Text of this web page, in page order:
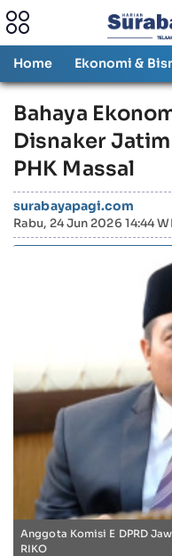
Home Ekonomi &
Bahaya
Disnaker
PHK Massal
surabayapagi.com
Rabu, 24 Jun 2026 14:44
Anggota Komisi E DPRD
RIKO